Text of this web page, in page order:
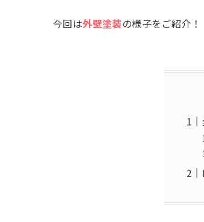
今回は外壁塗装の様子をご紹介！